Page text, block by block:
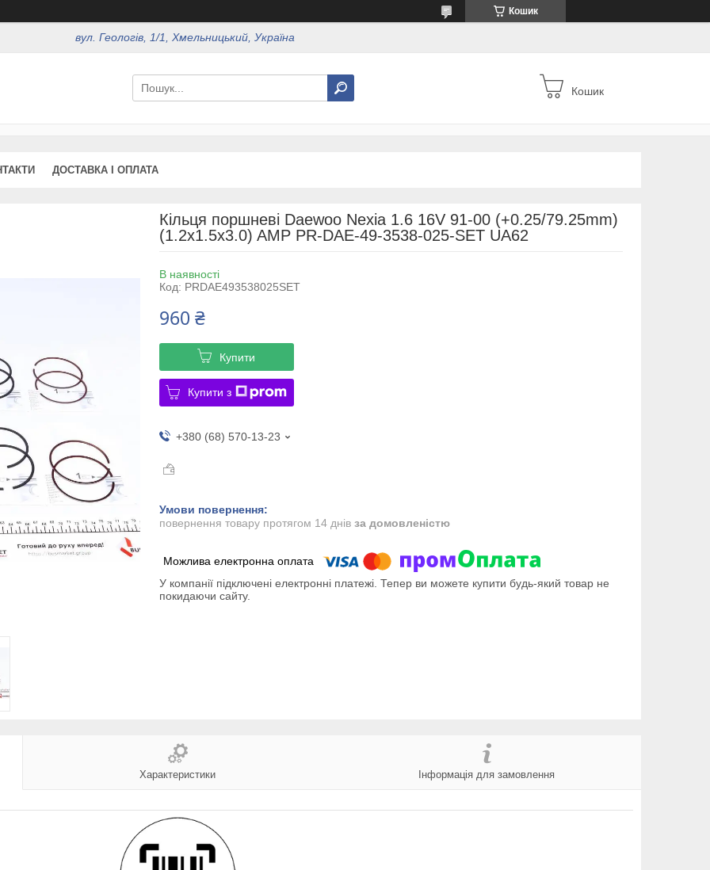
Кошик
вул. Геологів, 1/1, Хмельницький, Україна
Кошик
ДОСТАВКА І ОПЛАТА
Кільця поршневі Daewoo Nexia 1.6 16V 91-00 (+0.25/79.25mm)
(1.2x1.5x3.0) AMP PR-DAE-49-3538-025-SET UA62
В наявності
Код: PRDAE493538025SET
960 ₴
Купити
Купити з
+380 (68) 570-13-23
повернення товару протягом 14 днів за домовленістю
У компанії підключені електронні платежі. Тепер ви можете купити будь-який товар не
покидаючи сайту.
Характеристики Інформація для замовлення